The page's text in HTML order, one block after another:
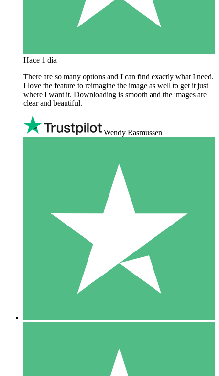
Hace 1 día
There are so many options and I can find exactly what I need.
I love the feature to reimagine the image as well to get it just
where I want it. Downloading is smooth and the images are
clear and beautiful.
Wendy Rasmussen